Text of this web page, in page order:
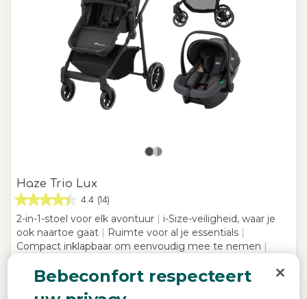
Haze Trio Lux
4.4 (14)
2-in-1-stoel voor elk avontuur | i-Size-veiligheid, waar je
ook naartoe gaat | Ruimte voor al je essentials |
Compact inklapbaar om eenvoudig mee te nemen |
Bebeconfort respecteert